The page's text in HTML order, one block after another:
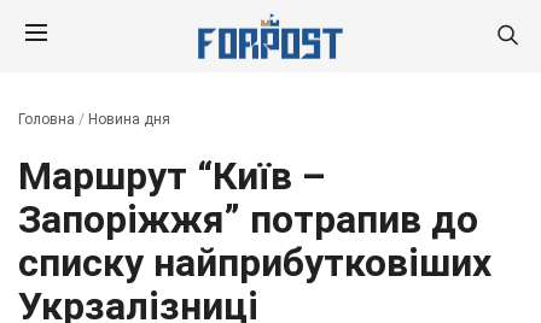
Головна / Новина дня
Маршрут “Київ –
Запоріжжя” потрапив до
списку найприбутковіших
Укрзалізниці